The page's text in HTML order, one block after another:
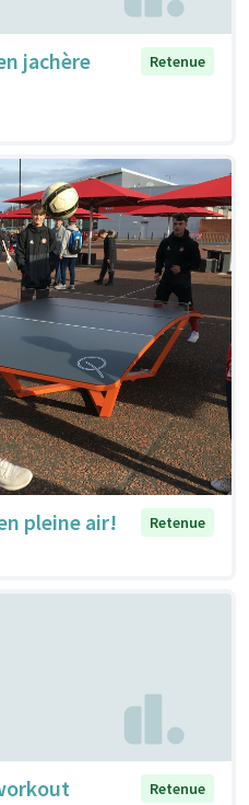
jachère
Retenue
pleine air!
Retenue
Retenue